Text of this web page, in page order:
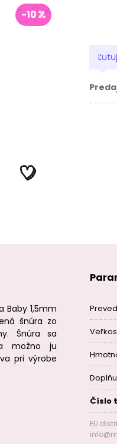
-10
Baby 1,5mm
šnúra zo
Šnúra sa
možno ju
pri výrobe
Číslo
EU